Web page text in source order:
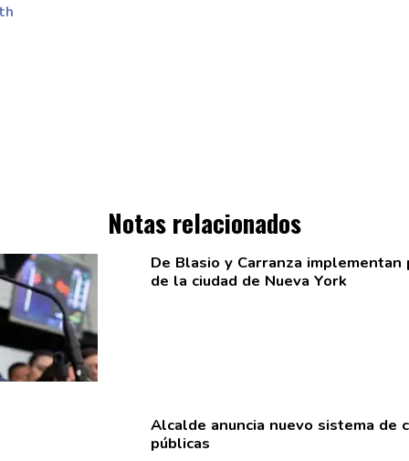
Notas relacionados
De Blasio y Carranza implementan
de la ciudad de Nueva York
Alcalde anuncia nuevo sistema de
públicas